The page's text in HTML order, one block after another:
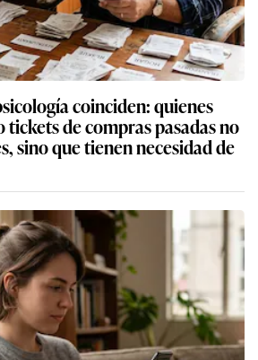
coinciden: quienes
tickets de compras pasadas no
sino que tienen necesidad de